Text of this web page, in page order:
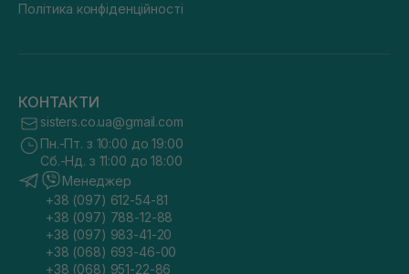
Політика конфіденційності
КОНТАКТИ
sisters.co.ua@gmail.com
Пн.-Пт. з 10:00 до 19:00
Сб.-Нд. з 11:00 до 18:00
Менеджер
+38 (097) 612-54-81
+38 (097) 788-12-88
+38 (097) 983-41-20
+38 (068) 693-46-00
+38 (068) 951-22-86